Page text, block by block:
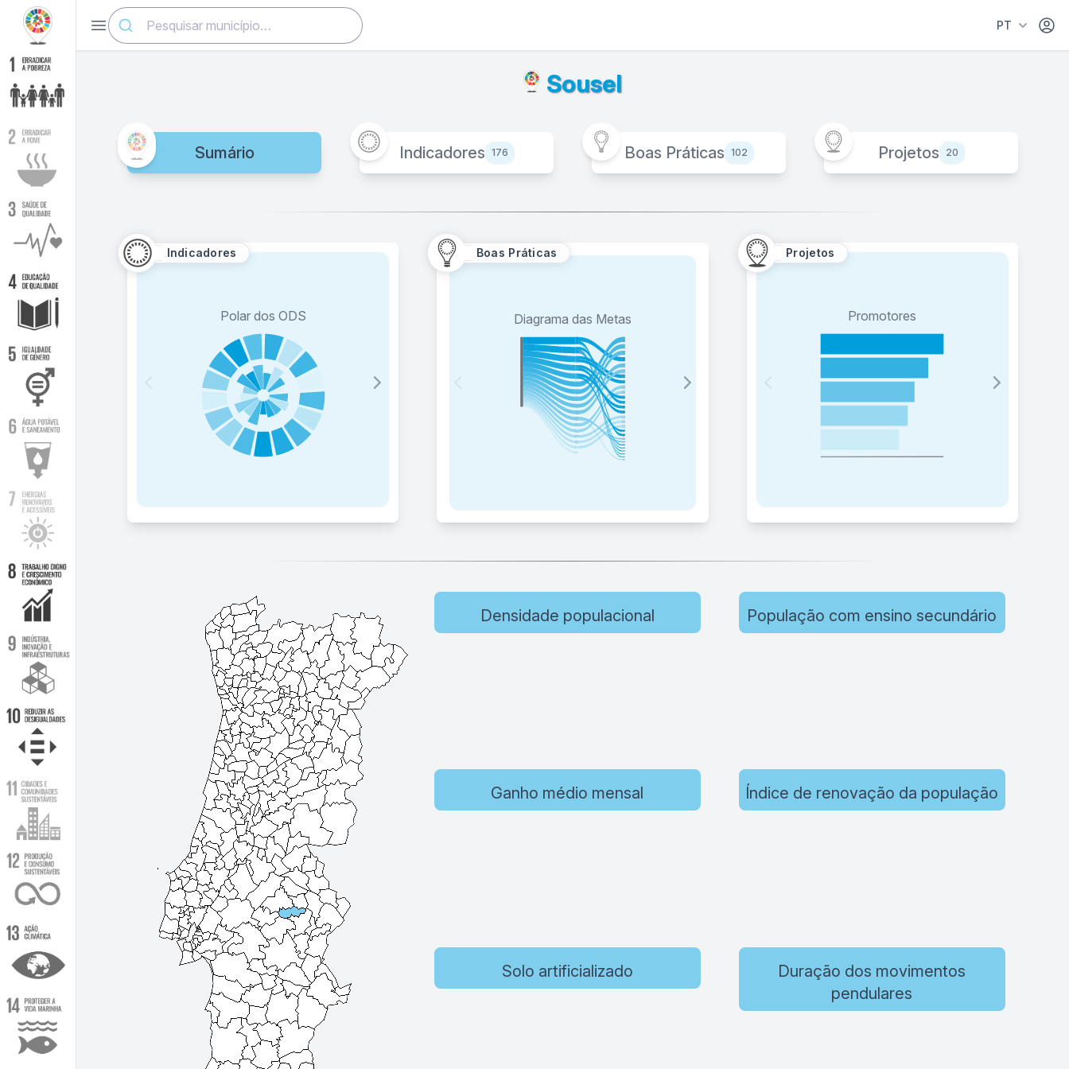
Abrir menu PT Área
Sousel
Sumário Indicadores 176 Boas Práticas 102 Projetos 20
Polar dos ODS Corrida dos ODS
Indicadores
Diagrama das Metas Polar das Boas Práticas
Boas Práticas
Promotores
Projetos
Densidade populacional População com ensino secundário
Ganho médio mensal Índice de renovação da população
Solo artificializado
Duração dos movimentos
pendulares